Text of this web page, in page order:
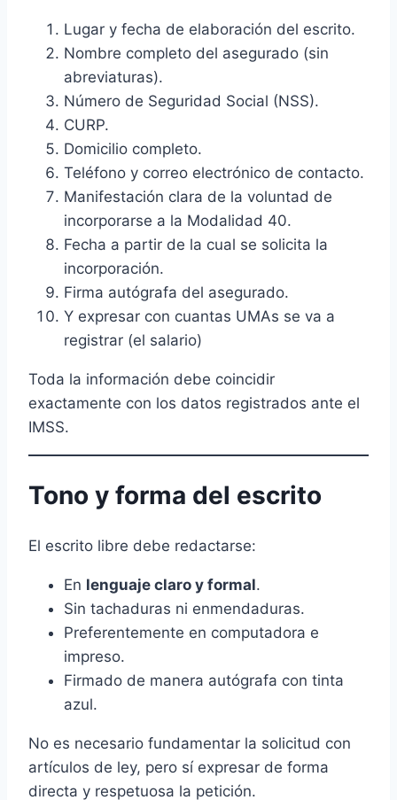
Lugar y fecha de elaboración del escrito.
Nombre completo del asegurado (sin
abreviaturas).
Número de Seguridad Social (NSS).
CURP.
Domicilio completo.
Teléfono y correo electrónico de contacto.
Manifestación clara de la voluntad de
incorporarse a la Modalidad 40.
Fecha a partir de la cual se solicita la
incorporación.
Firma autógrafa del asegurado.
Y expresar con cuantas UMAs se va a
registrar (el salario)
Toda la información debe coincidir
exactamente con los datos registrados ante el
IMSS.
Tono y forma del escrito
El escrito libre debe redactarse:
En lenguaje claro y formal.
Sin tachaduras ni enmendaduras.
Preferentemente en computadora e
impreso.
Firmado de manera autógrafa con tinta
azul.
No es necesario fundamentar la solicitud con
artículos de ley, pero sí expresar de forma
directa y respetuosa la petición.